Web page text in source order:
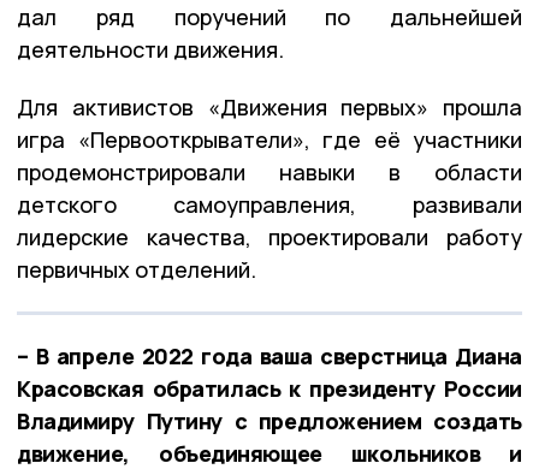
дал ряд поручений по дальнейшей
деятельности движения.
Для активистов «Движения первых» прошла
игра «Первооткрыватели», где её участники
продемонстрировали навыки в области
детского самоуправления, развивали
лидерские качества, проектировали работу
первичных отделений.
– В апреле 2022 года ваша сверстница Диана
Красовская обратилась к президенту России
Владимиру Путину с предложением создать
движение, объединяющее школьников и